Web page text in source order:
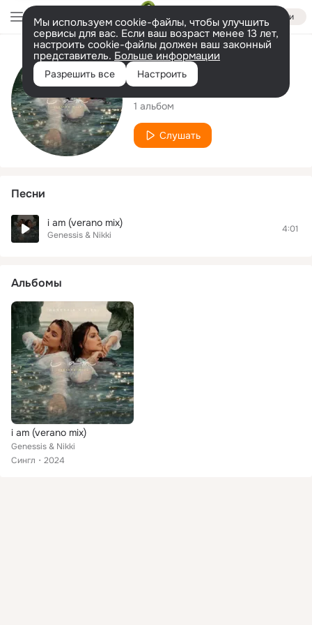
Войти
Мы используем cookie-файлы, чтобы улучшить
сервисы для вас. Если ваш возраст менее 13 лет,
настроить cookie-файлы должен ваш законный
представитель. Больше информации
Разрешить все Настроить
Исполнитель
Genessis & Nikki
1 альбом
Слушать
Песни
i am (verano mix)
Genessis & Nikki
4:01
Альбомы
i am (verano mix)
Genessis & Nikki
Сингл
2024